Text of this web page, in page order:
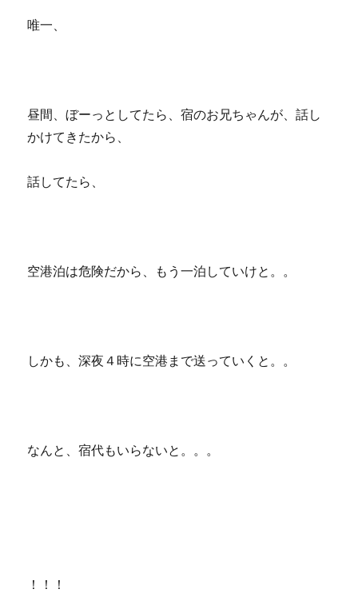
唯一、
昼間、ぼーっとしてたら、宿のお兄ちゃんが、話し
かけてきたから、
話してたら、
空港泊は危険だから、もう一泊していけと。。
しかも、深夜４時に空港まで送っていくと。。
なんと、宿代もいらないと。。。
！！！